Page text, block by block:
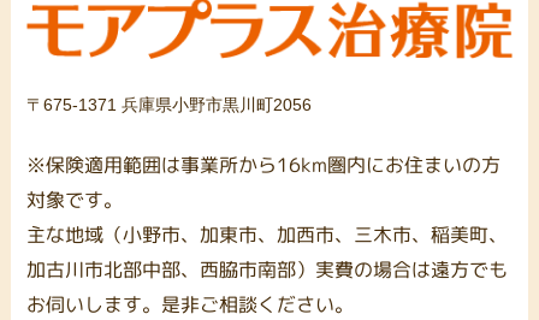
〒675-1371 兵庫県小野市黒川町2056
※保険適用範囲は事業所から16km圏内にお住まいの方
対象です。
主な地域（小野市、加東市、加西市、三木市、稲美町、
加古川市北部中部、西脇市南部）実費の場合は遠方でも
お伺いします。是非ご相談ください。